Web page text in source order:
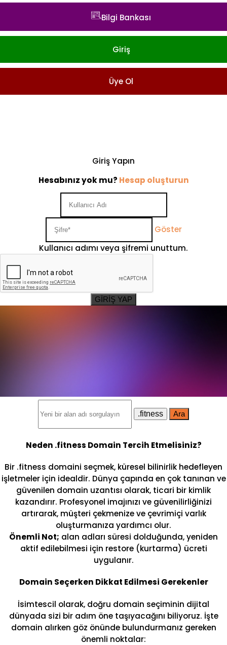
Bilgi Bankası
Giriş
Üye Ol
Giriş Yapın
Hesabınız yok mu? Hesap oluşturun
Göster
Kullanıcı adımı veya şifremi unuttum.
GİRİŞ YAP
.fitness Ara
Neden .fitness Domain Tercih Etmelisiniz?
Bir .fitness domaini seçmek, küresel bilinirlik hedefleyen
işletmeler için idealdir. Dünya çapında en çok tanınan ve
güvenilen domain uzantısı olarak, ticari bir kimlik
kazandırır. Profesyonel imajınızı ve güvenilirliğinizi
artırarak, müşteri çekmenize ve çevrimiçi varlık
oluşturmanıza yardımcı olur.
Önemli Not; alan adları süresi dolduğunda, yeniden
aktif edilebilmesi için restore (kurtarma) ücreti
uygulanır.
Domain Seçerken Dikkat Edilmesi Gerekenler
İsimtescil olarak, doğru domain seçiminin dijital
dünyada sizi bir adım öne taşıyacağını biliyoruz. İşte
domain alırken göz önünde bulundurmanız gereken
önemli noktalar: